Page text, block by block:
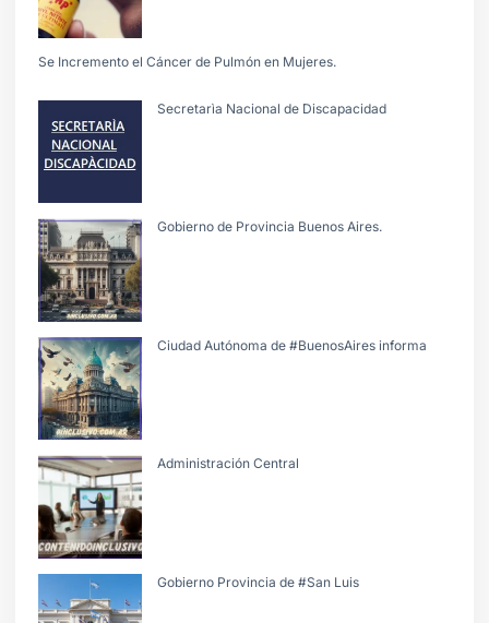
Se Incremento el Cáncer de Pulmón en Mujeres.
Secretarìa Nacional de Discapacidad
Gobierno de Provincia Buenos Aires.
Ciudad Autónoma de #BuenosAires informa
Administración Central
Gobierno Provincia de #San Luis